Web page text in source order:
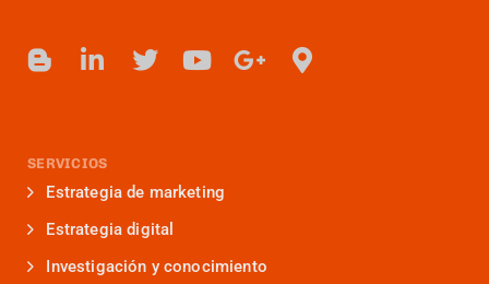
SERVICIOS
Estrategia de marketing
Estrategia digital
Investigación y conocimiento